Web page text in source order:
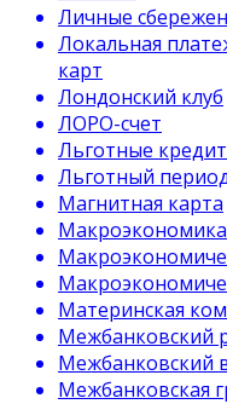
Личные
Локальная
карт
Лондонский клуб
ЛОРО-счет
Льготные
Льготный
Магнитная карта
Макроэкономика
Материнская
Межбанковский
Межбанковский
Межбанковская